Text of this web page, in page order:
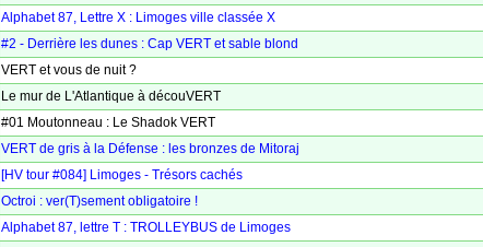
Alphabet 87, Lettre X : Limoges ville classée X
#2 - Derrière les dunes : Cap VERT et sable blond
VERT et vous de nuit ?
Le mur de L'Atlantique à découVERT
#01 Moutonneau : Le Shadok VERT
VERT de gris à la Défense : les bronzes de Mitoraj
[HV tour #084] Limoges - Trésors cachés
Octroi : ver(T)sement obligatoire !
Alphabet 87, lettre T : TROLLEYBUS de Limoges